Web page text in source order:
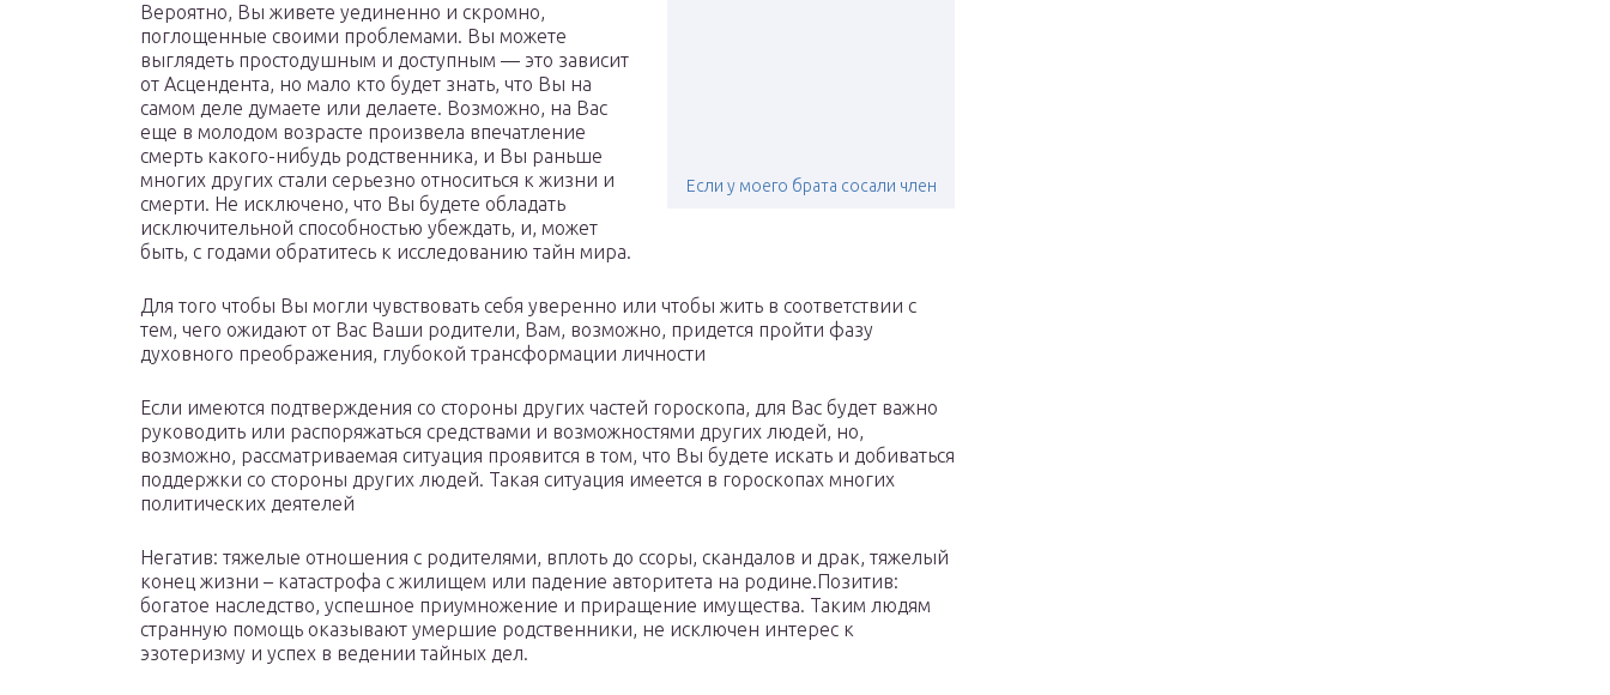
Если у моего брата сосали член
Вероятно, Вы живете уединенно и скромно,
поглощенные своими проблемами. Вы можете
выглядеть простодушным и доступным — это зависит
от Асцендента, но мало кто будет знать, что Вы на
самом деле думаете или делаете. Возможно, на Вас
еще в молодом возрасте произвела впечатление
смерть какого-нибудь родственника, и Вы раньше
многих других стали серьезно относиться к жизни и
смерти. Не исключено, что Вы будете обладать
исключительной способностью убеждать, и, может
быть, с годами обратитесь к исследованию тайн мира.
Для того чтобы Вы могли чувствовать себя уверенно или чтобы жить в соответствии с
тем, чего ожидают от Вас Ваши родители, Вам, возможно, придется пройти фазу
духовного преображения, глубокой трансформации личности
Если имеются подтверждения со стороны других частей гороскопа, для Вас будет важно
руководить или распоряжаться средствами и возможностями других людей, но,
возможно, рассматриваемая ситуация проявится в том, что Вы будете искать и добиваться
поддержки со стороны других людей. Такая ситуация имеется в гороскопах многих
политических деятелей
Негатив: тяжелые отношения с родителями, вплоть до ссоры, скандалов и драк, тяжелый
конец жизни – катастрофа с жилищем или падение авторитета на родине.Позитив:
богатое наследство, успешное приумножение и приращение имущества. Таким людям
странную помощь оказывают умершие родственники, не исключен интерес к
эзотеризму и успех в ведении тайных дел.